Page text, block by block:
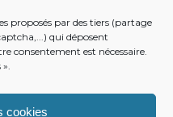
proposés par des tiers (partage
qui déposent
consentement est nécessaire.
cookies